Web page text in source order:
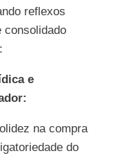
reflexos
consolidado
e
na compra
do